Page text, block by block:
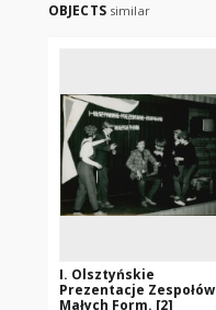
OBJECTS similar
I. Olsztyńskie
Prezentacje Zespołów
Małych Form. [2]